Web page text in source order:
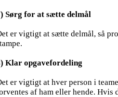
Sørg for at sætte delmål
er vigtigt at sætte delmål, så
Klar opgavefordeling
er vigtigt at hver person i
af ham eller hende. Hvis